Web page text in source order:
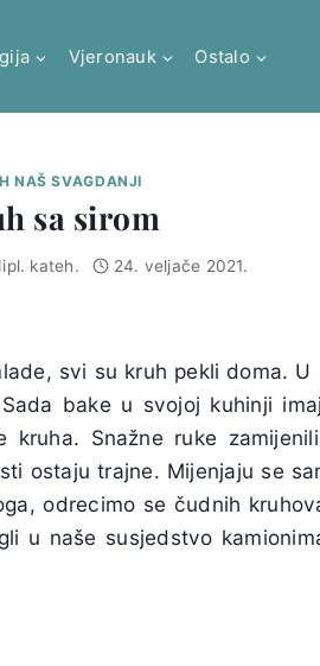
Vjeronauk Ostalo
NAŠ SVAGDANJI
sa sirom
kateh. 24. veljače 2021.
svi su kruh pekli doma. U
bake u svojoj kuhinji
kruha. Snažne ruke
ostaju trajne. Mijenjaju se
odrecimo se čudnih
u naše susjedstvo